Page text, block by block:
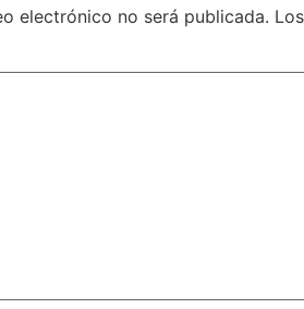
electrónico no será publicada.